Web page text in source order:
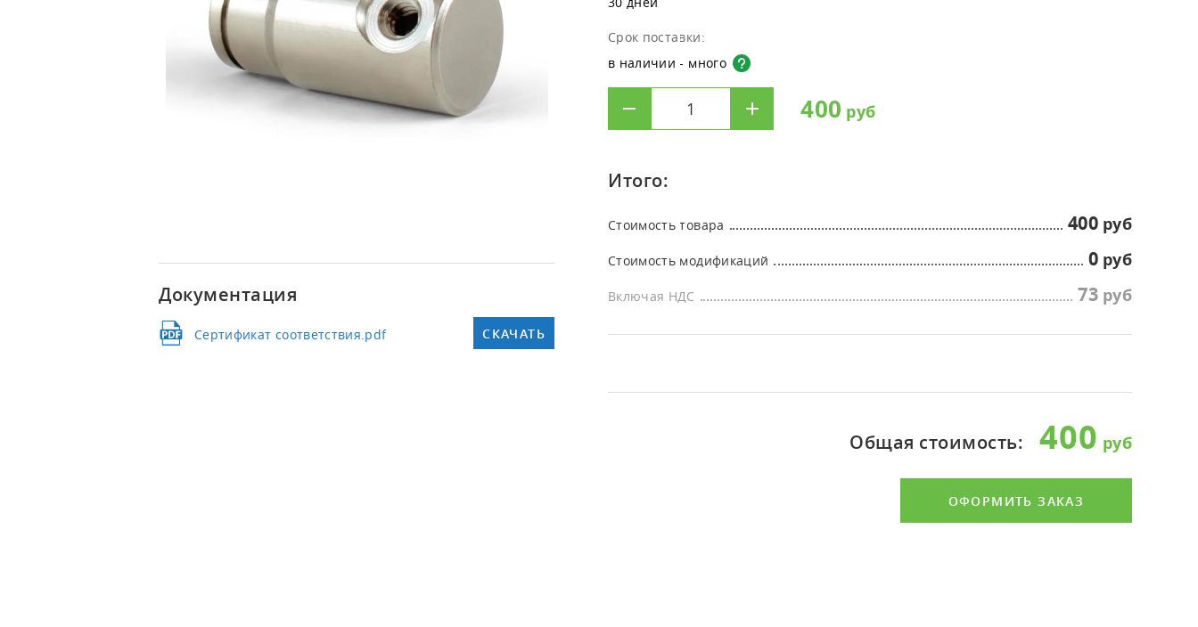
СИСТЕМЫ УВЛАЖНЕНИЯ ВОЗДУХА
Ультразвуковые увлажнители
Увлажнители высокого давления
Озонаторы воды для бассейнов
Блочно-модульные станции
[КИ-ОЗОН] Испытательные
озоновые камеры
ультразвуковых увлажнителей
Клининг
Дезинфекция
Документация
Сертификат соответствия.pdf СКАЧАТЬ
Срок поставки:
в наличии - много
400
Итого:
Стоимость товара 400
Стоимость модификаций 0
Включая НДС 73
Общая стоимость: 400
ОФОРМИТЬ ЗАКАЗ